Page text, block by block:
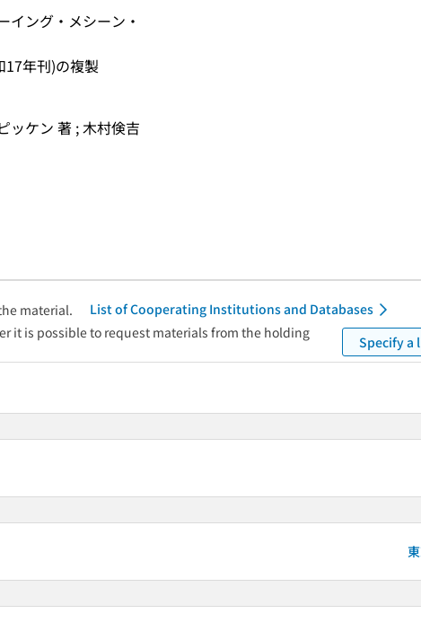
イング・メシーン・
17年刊)の複製
ッケン 著 ; 木村倹吉
material.
List of Cooperating Institutions and Databases
it is possible to request materials from the holding
Specify a